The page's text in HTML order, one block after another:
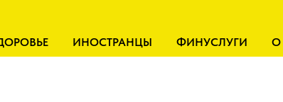
ИНОСТРАНЦЫ ФИНУСЛУГИ О